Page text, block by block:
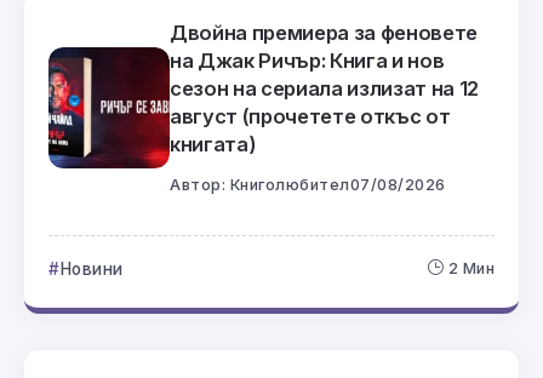
Двойна премиера за феновете
на Джак Ричър: Книга и нов
сезон на сериала излизат на 12
август (прочетете откъс от
книгата)
Автор: Книголюбител07/08/2026
Новини 2 Мин